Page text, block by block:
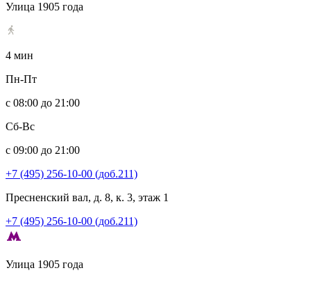
Улица 1905 года
4 мин
Пн-Пт
с 08:00 до 21:00
Сб-Вс
с 09:00 до 21:00
+7 (495) 256-10-00 (доб.211)
Пресненский вал, д. 8, к. 3, этаж 1
+7 (495) 256-10-00 (доб.211)
Улица 1905 года